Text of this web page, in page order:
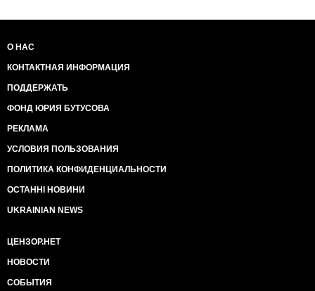
О НАС
КОНТАКТНАЯ ИНФОРМАЦИЯ
ПОДДЕРЖАТЬ
ФОНД ЮРИЯ БУТУСОВА
РЕКЛАМА
УСЛОВИЯ ПОЛЬЗОВАНИЯ
ПОЛИТИКА КОНФИДЕНЦИАЛЬНОСТИ
ОСТАННІ НОВИНИ
UKRAINIAN NEWS
ЦЕНЗОР.НЕТ
НОВОСТИ
СОБЫТИЯ